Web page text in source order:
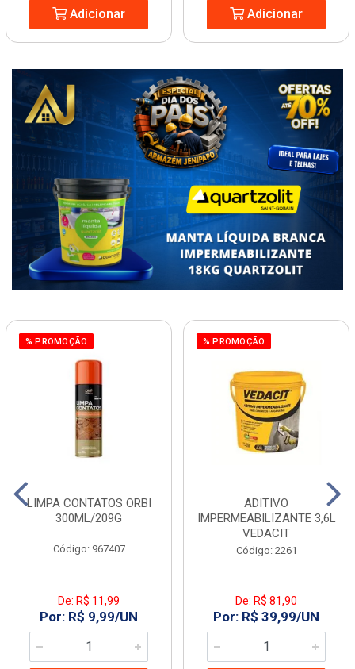
Adicionar Adicionar
% PROMOÇÃO
LIMPA CONTATOS ORBI
300ML/209G
Código: 967407
De: R$ 11,99
Por: R$ 9,99/UN
% PROMOÇÃO
ADITIVO
IMPERMEABILIZANTE 3,6L
VEDACIT
Código: 2261
De: R$ 81,90
Por: R$ 39,99/UN